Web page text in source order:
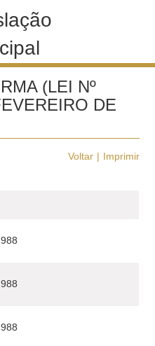
(LEI Nº
DE
Voltar Imprimir